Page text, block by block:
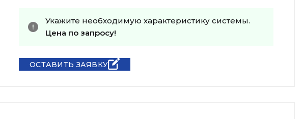
Укажите необходимую характеристику системы.
Цена по запросу!
ОСТАВИТЬ ЗАЯВКУ